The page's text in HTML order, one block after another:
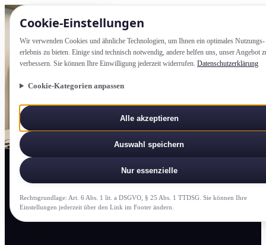
Cookie-Einstellung­en
Wir verwenden Cookies und ähnliche Technologien, um Ihnen ein optimales Nutzungs­
erlebnis zu bieten. Einige sind technisch notwendig, andere helfen uns, unser Angebot
verbessern. Sie können Ihre Einwilligung jederzeit widerrufen. Datenschutzerklärung
Cookie-Kategorien anpassen
Alle akzeptieren
Auswahl speichern
Nur essenzielle
Rechtsgrundlage: Art. 6 Abs. 1 lit. a DSGVO, § 25 Abs. 1 TTDSG. Sie können Ihre
Einstellung­en jederzeit über den Link im Footer ändern.